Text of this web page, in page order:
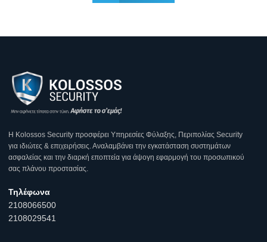
Η Κοlossos Security προσφέρει Υπηρεσίες Φύλαξης, Περιπολίας Security
για ιδιώτες & επιχειρήσεις. Αναλαμβάνει την εγκατάσταση συστημάτων
ασφαλείας και την διαρκή εποπτεία για άψογη εφαρμογή του προσωπικού
σας πλάνου προστασίας.
Τηλέφωνα
2108066500
2108029541